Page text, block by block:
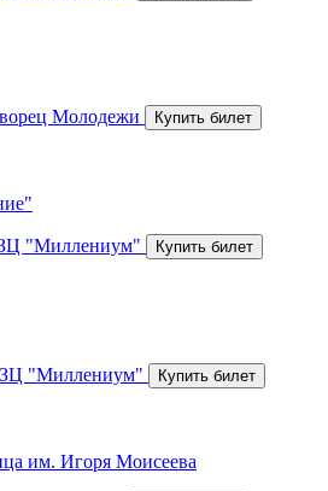
Молодежи
"Миллениум"
"Миллениум"
им. Игоря Моисеева